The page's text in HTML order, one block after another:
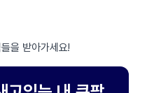
을 받아가세요!